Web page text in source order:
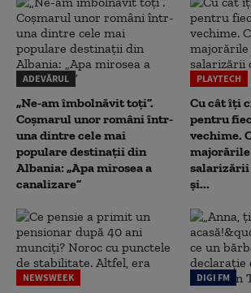
ADEVĂRUL
„Ne-am îmbolnăvit toți”.
Coșmarul unor români într-
una dintre cele mai
populare destinații din
Albania: „Apa mirosea a
canalizare”
PLAYTECH
Cu cât îți
pentru
vechime.
majorările
salarizării
și...
NEWSWEEK DIGI FM